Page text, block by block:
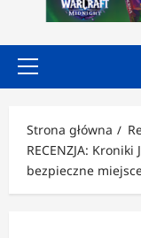
Menu
Strona główna
RECENZJA:
bezpieczne